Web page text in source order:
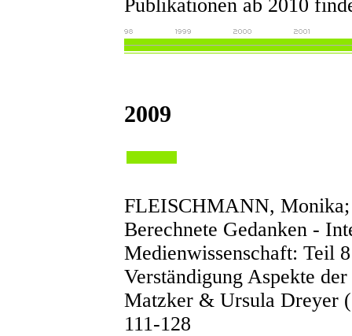
Publikationen ab 2010
2009
FLEISCHMANN,
Berechnete Gedanken -
Medienwissenschaft: Teil
Verständigung Aspekte
Matzker & Ursula Dreyer
111-128